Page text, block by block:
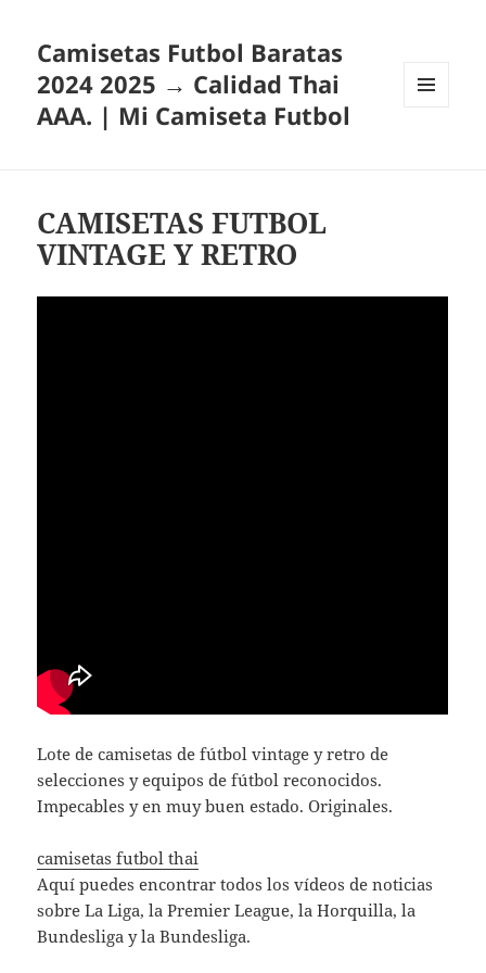
Camisetas Futbol Baratas
2024 2025 → Calidad Thai
AAA. | Mi Camiseta Futbol
CAMISETAS FUTBOL
VINTAGE Y RETRO
Lote de camisetas de fútbol vintage y retro de
selecciones y equipos de fútbol reconocidos.
Impecables y en muy buen estado. Originales.
camisetas futbol thai
Aquí puedes encontrar todos los vídeos de noticias
sobre La Liga, la Premier League, la Horquilla, la
Bundesliga y la Bundesliga.